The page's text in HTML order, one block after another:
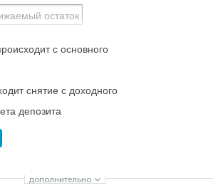
с основного
снятие с доходного
депозита